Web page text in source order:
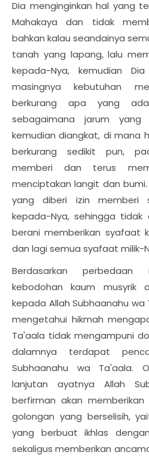
Dia menginginkan hal yang
Mahakaya dan tidak
bahkan kalau seandainya
tanah yang lapang, lalu
kepada-Nya, kemudian
masingnya kebutuhan
berkurang apa yang
sebagaimana jarum
kemudian diangkat, di mana
berkurang sedikit pun,
memberi dan terus
menciptakan langit dan
yang diberi izin memberi
kepada-Nya, sehingga
berani memberikan syafaat
dan lagi semua syafaat milik-
Berdasarkan
kebodohan kaum musyrik
kepada Allah Subhaanahu wa
mengetahui hikmah
Ta'aala tidak mengampuni
dalamnya terdapat
Subhaanahu wa Ta'aala.
lanjutan ayatnya Allah
berfirman akan
golongan yang berselisih,
yang berbuat ikhlas
sekaligus memberikan